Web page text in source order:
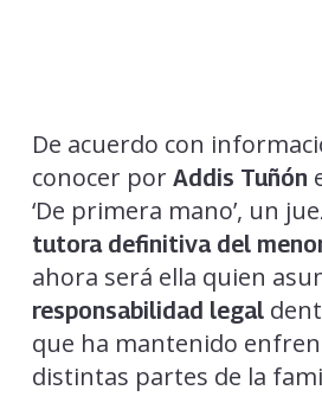
De acuerdo con
conocer por Addis Tuñón
‘De primera mano’, un
tutora definitiva del
ahora será ella quien
responsabilidad legal
que ha mantenido
distintas partes de la